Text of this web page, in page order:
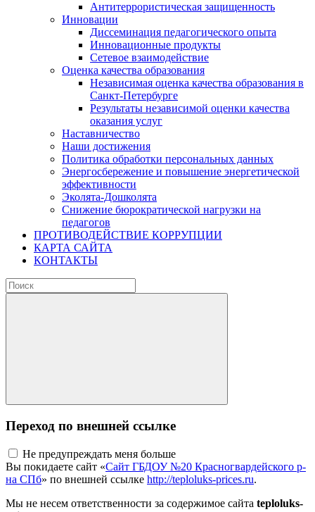
Антитеррористическая защищенность
Инновации
Диссеминация педагогического опыта
Инновационные продукты
Сетевое взаимодействие
Оценка качества образования
Независимая оценка качества образования в
Санкт-Петербурге
Результаты независимой оценки качества
оказания услуг
Наставничество
Наши достижения
Политика обработки персональных данных
Энергосбережение и повышение энергетической
эффективности
Эколята-Дошколята
Снижение бюрократической нагрузки на
педагогов
ПРОТИВОДЕЙСТВИЕ КОРРУПЦИИ
КАРТА САЙТА
КОНТАКТЫ
Переход по внешней ссылке
Не предупреждать меня больше
Вы покидаете сайт «Сайт ГБДОУ №20 Красногвардейского р-
на СПб» по внешней ссылке http://teploluks-prices.ru.
Мы не несем ответственности за содержимое сайта teploluks-